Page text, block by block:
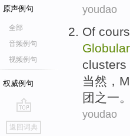
原声例句
全部
音频例句
视频例句
权威例句
go
top
返回词典
youdao
Of
Globular
clusters
当然 ，
团之一。
youdao